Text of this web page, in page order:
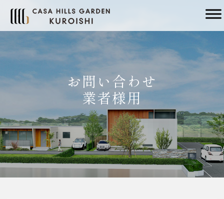
メインナビゲーション
お問い合わせ
業者様用